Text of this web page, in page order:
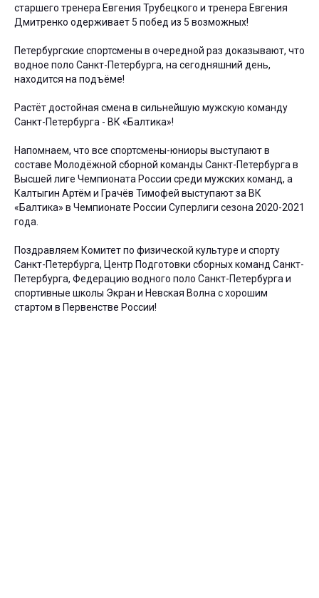
старшего тренера Евгения Трубецкого и тренера Евгения
Дмитренко одерживает 5 побед из 5 возможных!
Петербургские спортсмены в очередной раз доказывают, что
водное поло Санкт-Петербурга, на сегодняшний день,
находится на подъёме!
Растёт достойная смена в сильнейшую мужскую команду
Санкт-Петербурга - ВК «Балтика»!
Напомнаем, что все спортсмены-юниоры выступают в
составе Молодёжной сборной команды Санкт-Петербурга в
Высшей лиге Чемпионата России среди мужских команд, а
Калтыгин Артём и Грачёв Тимофей выступают за ВК
«Балтика» в Чемпионате России Суперлиги сезона 2020-2021
года.
Поздравляем Комитет по физической культуре и спорту
Санкт-Петербурга, Центр Подготовки сборных команд Санкт-
Петербурга, Федерацию водного поло Санкт-Петербурга и
спортивные школы Экран и Невская Волна с хорошим
стартом в Первенстве России!